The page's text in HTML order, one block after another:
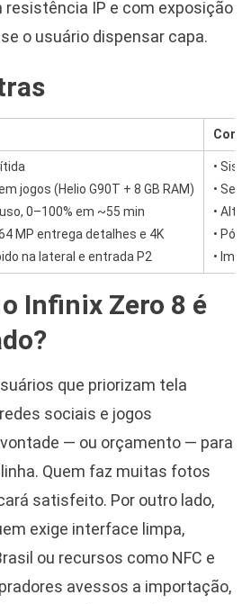
resistência IP e com exposição
o usuário dispensar capa.
jogos (Helio G90T + 8 GB RAM)
0–100% em ~55 min
MP entrega detalhes e 4K
na lateral e entrada P2
•
•
•
•
•
Infinix Zero 8 é
que priorizam tela
sociais e jogos
— ou orçamento — para
Quem faz muitas fotos
satisfeito. Por outro lado,
exige interface limpa,
ou recursos como NFC e
avessos a importação,